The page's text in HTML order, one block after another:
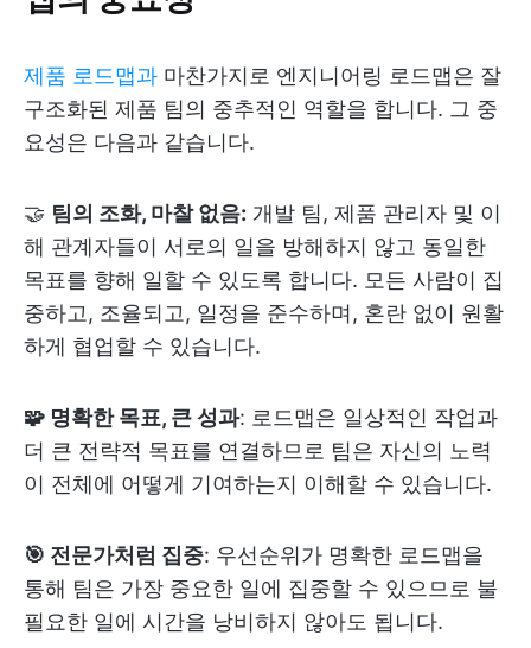
제품 로드맵과 마찬가지로 엔지니어링 로드맵은 잘
구조화된 제품 팀의 중추적인 역할을 합니다. 그 중
요성은 다음과 같습니다.
🤝 팀의 조화, 마찰 없음: 개발 팀, 제품 관리자 및 이
해 관계자들이 서로의 일을 방해하지 않고 동일한
목표를 향해 일할 수 있도록 합니다. 모든 사람이 집
중하고, 조율되고, 일정을 준수하며, 혼란 없이 원활
하게 협업할 수 있습니다.
🧩 명확한 목표, 큰 성과: 로드맵은 일상적인 작업과
더 큰 전략적 목표를 연결하므로 팀은 자신의 노력
이 전체에 어떻게 기여하는지 이해할 수 있습니다.
🎯 전문가처럼 집중: 우선순위가 명확한 로드맵을
통해 팀은 가장 중요한 일에 집중할 수 있으므로 불
필요한 일에 시간을 낭비하지 않아도 됩니다.